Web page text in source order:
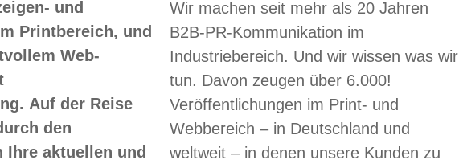
und
Printbereich, und
Web-
Auf der Reise
den
aktuellen und
Wir machen seit mehr als 20 Jahren
B2B-PR-Kommunikation im
Industriebereich. Und wir wissen was wir
tun. Davon zeugen über 6.000!
Veröffentlichungen im Print- und
Webbereich – in Deutschland und
weltweit – in denen unsere Kunden zu